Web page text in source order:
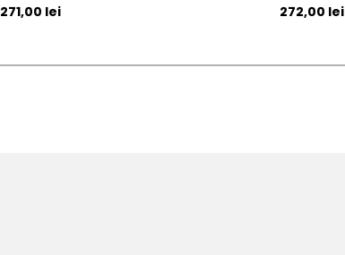
Pret initial
271,00 lei Pret initial
272,00 lei